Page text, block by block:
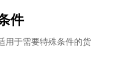
件
用于需要特殊条件的货